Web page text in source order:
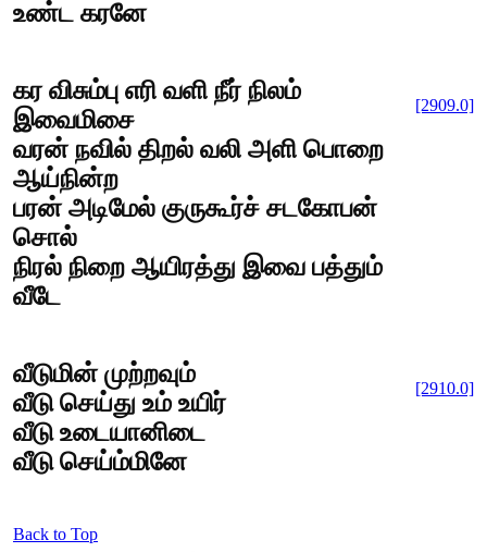
உண்ட கரனே
கர விசும்பு எரி வளி நீர் நிலம்
இவைமிசை
வரன் நவில் திறல் வலி அளி பொறை
ஆய்நின்ற
பரன் அடிமேல் குருகூர்ச் சடகோபன்
சொல்
நிரல் நிறை ஆயிரத்து இவை பத்தும்
வீடே
[2909.0]
வீடுமின் முற்றவும்
வீடு செய்து உம் உயிர்
வீடு உடையானிடை
வீடு செய்ம்மினே
[2910.0]
Back to Top